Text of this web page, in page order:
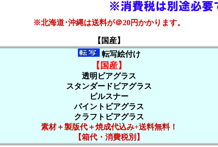
※北海道･沖縄は送料が＠20円かかります。
【国産】
転写絵付け
【国産】
透明ビアグラス
スタンダードビアグラス
ピルスナー
パイントビアグラス
クラフトビアグラス
素材＋製版代＋焼成代込み+送料無料！
【箱代・消費税別】